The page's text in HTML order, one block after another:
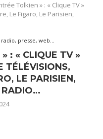
Tolkien » : « Clique TV »
Le Figaro, Le Parisien,
radio, presse, web...
: « CLIQUE TV »
TÉLÉVISIONS,
LE PARISIEN,
RADIO…